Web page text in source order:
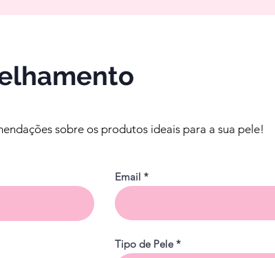
sobre os produtos ideais para a sua pele!
Email
Tipo de Pele